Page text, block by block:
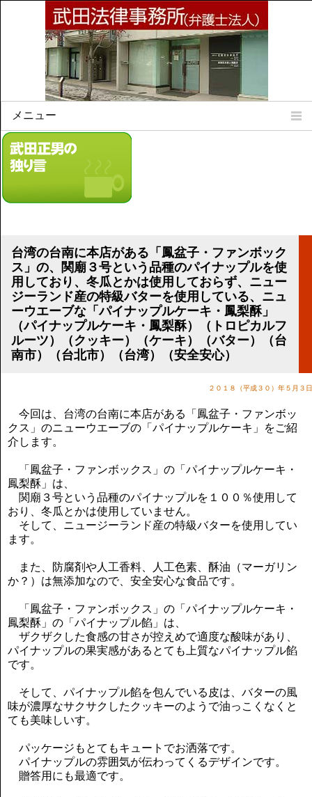
メニュー
Home
所属弁護士
法律相談案内
リンク集
顧問契約について
講演のご案内
気をつけたい法律のポイント
武田正男の独り言
台湾の台南に本店がある「鳳盆子・ファンボック
ス」の、関廟３号という品種のパイナップルを使
用しており、冬瓜とかは使用しておらず、ニュー
ジーランド産の特級バターを使用している、ニュ
ーウエーブな「パイナップルケーキ・鳳梨酥」
（パイナップルケーキ・鳳梨酥）（トロピカルフ
ルーツ）（クッキー）（ケーキ）（バター）（台
南市）（台北市）（台湾）（安全安心）
２０１８（平成３０）年５月３日
今回は、台湾の台南に本店がある「鳳盆子・ファンボッ
クス」のニューウエーブの「パイナップルケーキ」をご紹
介します。
「鳳盆子・ファンボックス」の「パイナップルケーキ・
鳳梨酥」は、
関廟３号という品種のパイナップルを１００％使用して
おり、冬瓜とかは使用していません。
そして、ニュージーランド産の特級バターを使用してい
ます。
また、防腐剤や人工香料、人工色素、酥油（マーガリン
か？）は無添加なので、安全安心な食品です。
「鳳盆子・ファンボックス」の「パイナップルケーキ・
鳳梨酥」の「パイナップル餡」は、
ザクザクした食感の甘さが控えめで適度な酸味があり、
パイナップルの果実感があるとても上質なパイナップル餡
です。
そして、パイナップル餡を包んでいる皮は、バターの風
味が濃厚なサクサクしたクッキーのようで油っこくなくと
ても美味しいす。
パッケージもとてもキュートでお洒落です。
パイナップルの雰囲気が伝わってくるデザインです。
贈答用にも最適です。